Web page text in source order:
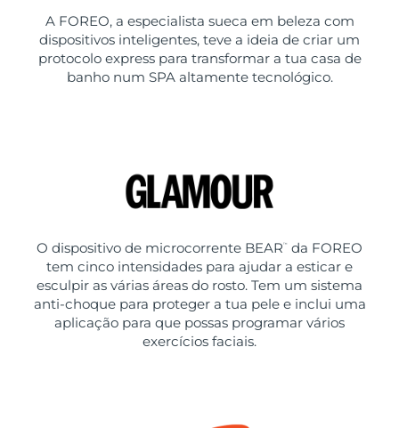
A FOREO, a especialista sueca em beleza com
dispositivos inteligentes, teve a ideia de criar um
protocolo express para transformar a tua casa de
banho num SPA altamente tecnológico.
O dispositivo de microcorrente BEAR ™
da FOREO
tem cinco intensidades para ajudar a esticar e
esculpir as várias áreas do rosto. Tem um sistema
anti-choque para proteger a tua pele e inclui uma
aplicação para que possas programar vários
exercícios faciais.